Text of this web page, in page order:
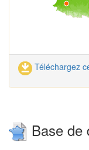
Téléchargez
Base de